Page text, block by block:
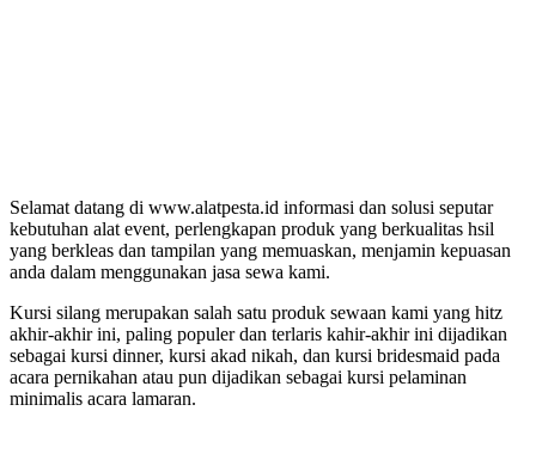
Selamat datang di www.alatpesta.id informasi dan solusi seputar
kebutuhan alat event, perlengkapan produk yang berkualitas hsil
yang berkleas dan tampilan yang memuaskan, menjamin kepuasan
anda dalam menggunakan jasa sewa kami.
Kursi silang merupakan salah satu produk sewaan kami yang hitz
akhir-akhir ini, paling populer dan terlaris kahir-akhir ini dijadikan
sebagai kursi dinner, kursi akad nikah, dan kursi bridesmaid pada
acara pernikahan atau pun dijadikan sebagai kursi pelaminan
minimalis acara lamaran.